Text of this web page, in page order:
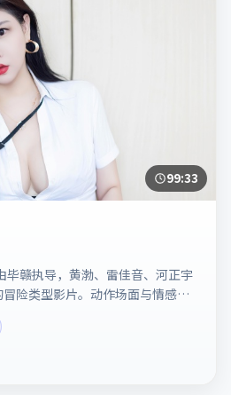
99:33
毕赣执导，黄渤、雷佳音、河正宇
险类型影片。动作场面与情感戏
主创信息可供检索参考，上映日